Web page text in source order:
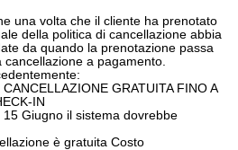
una volta che il cliente ha prenotato
della politica di cancellazione abbia
da quando la prenotazione passa
a pagamento.
GRATUITA FINO A
IN
Giugno il sistema dovrebbe
è gratuita Costo